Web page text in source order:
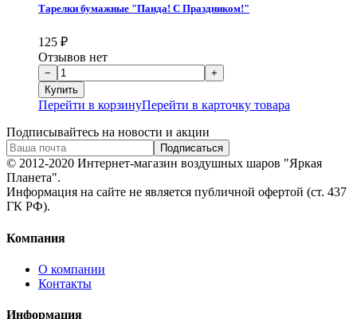
Тарелки бумажные "Панда! С Праздником!"
125 ₽
Отзывов нет
Перейти в корзинуПерейти в карточку товара
Подписывайтесь на новости и акции
© 2012-2020 Интернет-магазин воздушных шаров "Яркая
Планета".
Информация на сайте не является публичной офертой (ст. 437
ГК РФ).
Компания
О компании
Контакты
Информация